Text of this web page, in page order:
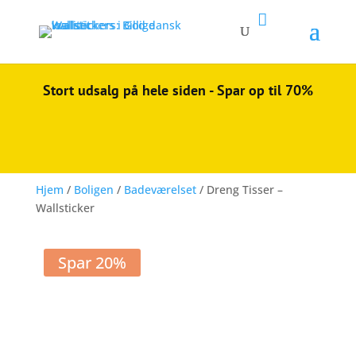

Stort udsalg på hele siden - Spar op til 70%
Hjem / Boligen / Badeværelset/ Dreng Tisser –
Wallsticker
Spar 20%